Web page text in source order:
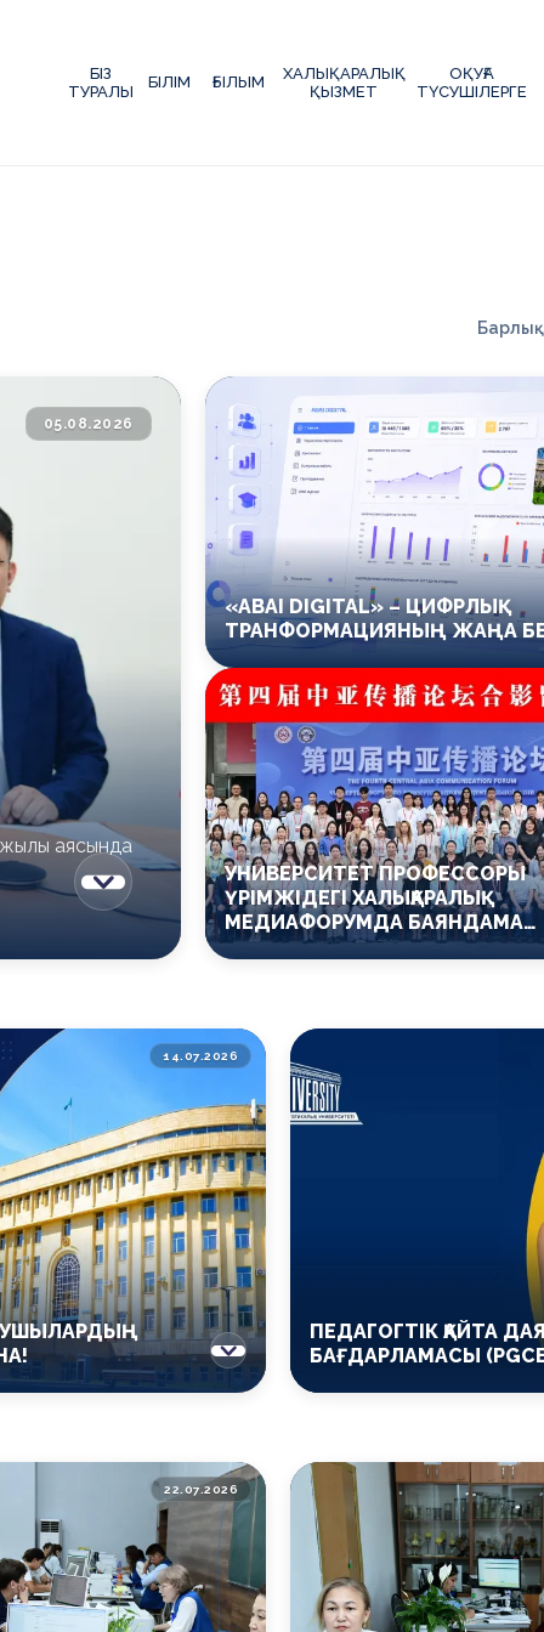
БІЗ
ТУРАЛЫ
БІЛІМ ҒЫЛЫМ
ХАЛЫҚАРАЛЫҚ
ҚЫЗМЕТ
ОҚУҒА
ТҮСУШІЛЕРГЕ
05.08.2026
жылы аясында
«ABAI DIGITAL» – ЦИФРЛЫҚ
ТРАНФОРМАЦИЯНЫҢ ЖАҢА
УНИВЕРСИТЕТ ПРОФЕССОРЫ
ҮРІМЖІДЕГІ ХАЛЫҚАРАЛЫҚ
МЕДИАФОРУМДА БАЯНДАМА
ЖАСАДЫ
14.07.2026
ПЕДАГОГТІК ҚАЙТА
БАҒДАРЛАМАСЫ
22.07.2026